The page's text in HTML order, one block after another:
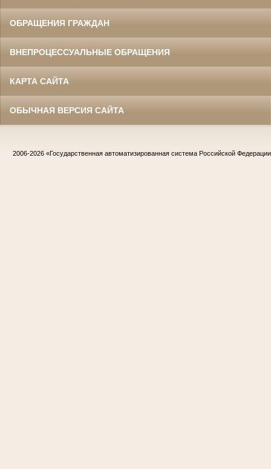
ОБРАЩЕНИЯ ГРАЖДАН
ВНЕПРОЦЕССУАЛЬНЫЕ ОБРАЩЕНИЯ
КАРТА САЙТА
ОБЫЧНАЯ ВЕРСИЯ САЙТА
2006-2026 «Государственная автоматизированная система Российской